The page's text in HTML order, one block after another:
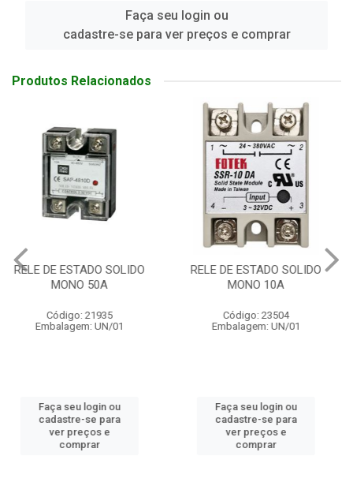
Faça seu login ou
cadastre-se para ver preços e comprar
Produtos Relacionados
RELE DE ESTADO SOLIDO
MONO 10A
Código: 23504
Embalagem: UN/01
Faça seu login ou
cadastre-se para
ver preços e
comprar
RELE DE ESTADO SOLIDO
MONO 40A
Código: 24079
Embalagem: UN/01
Faça seu login ou
cadastre-se para
ver preços e
comprar